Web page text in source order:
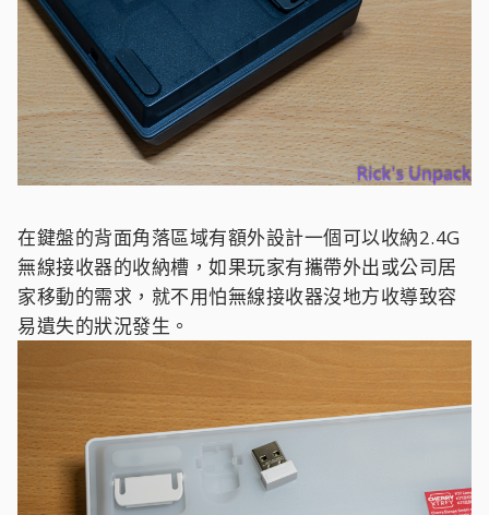
在鍵盤的背面角落區域有額外設計一個可以收納2.4G
無線接收器的收納槽，如果玩家有攜帶外出或公司居
家移動的需求，就不用怕無線接收器沒地方收導致容
易遺失的狀況發生。